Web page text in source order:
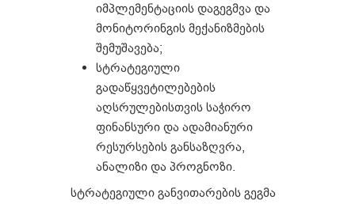
იმპლემენტაციის დაგეგმვა და
მონიტორინგის მექანიზმების
შემუშავება;
სტრატეგიული
გადაწყვეტილებების
აღსრულებისთვის საჭირო
ფინანსური და ადამიანური
რესურსების განსაზღვრა,
ანალიზი და პროგნოზი.
სტრატეგიული განვითარების გეგმა